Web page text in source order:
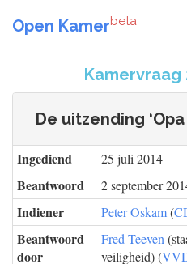
Open Kamerbeta
Kamervraag
De uitzending
Ingediend 25 juli 2014
Beantwoord 2 september
Indiener Peter Oskam(
Beantwoord
door
Fred Teeven
veiligheid) (